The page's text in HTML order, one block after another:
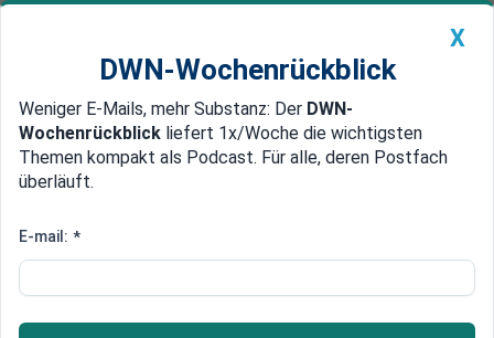
Newsticker MEIN DWN: Geldanlage Premium
Edelmetalle DWN-Magazin China
Batterie-Recycling: Ein
Energiewende
X
DWN-Wochenrückblick
Weniger E-Mails, mehr Substanz: Der DWN-
Wochenrückblick liefert 1x/Woche die wichtigsten
Themen kompakt als Podcast. Für alle, deren Postfach
überläuft.
E-mail: *